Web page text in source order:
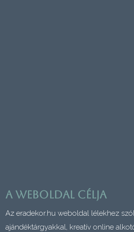
A weboldal célja
Az eradekor.hu weboldal lélekhez
ajándéktárgyakkal, kreatív online